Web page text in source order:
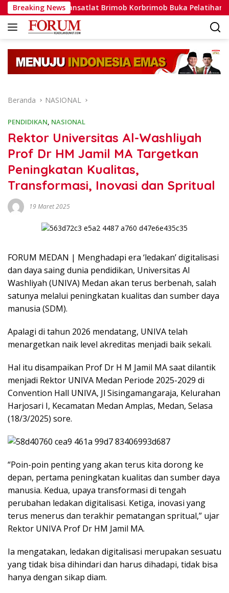
Langsung
ke
konten
Breaking News
Dansatlat Brimob Korbrimob Buka Pelatihan Wanteror
Beranda NASIONAL
PENDIDIKAN, NASIONAL
Rektor Universitas Al-Washliyah
Prof Dr HM Jamil MA Targetkan
Peningkatan Kualitas,
Transformasi, Inovasi dan Spritual
19 Maret 2025
FORUM MEDAN | Menghadapi era ‘ledakan’ digitalisasi
dan daya saing dunia pendidikan, Universitas Al
Washliyah (UNIVA) Medan akan terus berbenah, salah
satunya melalui peningkatan kualitas dan sumber daya
manusia (SDM).
Apalagi di tahun 2026 mendatang, UNIVA telah
menargetkan naik level akreditas menjadi baik sekali.
Hal itu disampaikan Prof Dr H M Jamil MA saat dilantik
menjadi Rektor UNIVA Medan Periode 2025-2029 di
Convention Hall UNIVA, Jl Sisingamangaraja, Kelurahan
Harjosari I, Kecamatan Medan Amplas, Medan, Selasa
(18/3/2025) sore.
“Poin-poin penting yang akan terus kita dorong ke
depan, pertama peningkatan kualitas dan sumber daya
manusia. Kedua, upaya transformasi di tengah
perubahan ledakan digitalisasi. Ketiga, inovasi yang
terus menerus dan terakhir pematangan spritual,” ujar
Rektor UNIVA Prof Dr HM Jamil MA.
Ia mengatakan, ledakan digitalisasi merupakan sesuatu
yang tidak bisa dihindari dan harus dihadapi, tidak bisa
hanya dengan sikap diam.